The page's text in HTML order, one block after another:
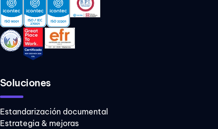
Soluciones
Estandarización documental
Estrategia & mejoras